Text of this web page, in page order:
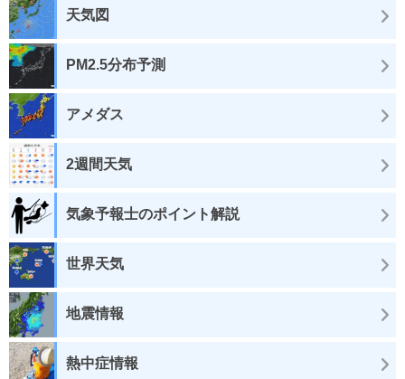
天気図
PM2.5分布予測
アメダス
2週間天気
気象予報士のポイント解説
世界天気
地震情報
熱中症情報